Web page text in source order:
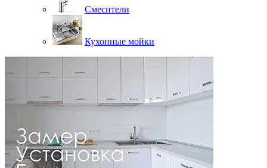
Смесители
Кухонные мойки